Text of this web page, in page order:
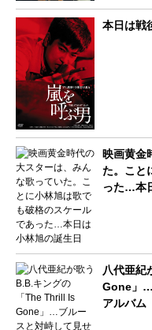
本日は戦
映画黄金
た。こと
った…本
八代亜
Gone」…
アルバム